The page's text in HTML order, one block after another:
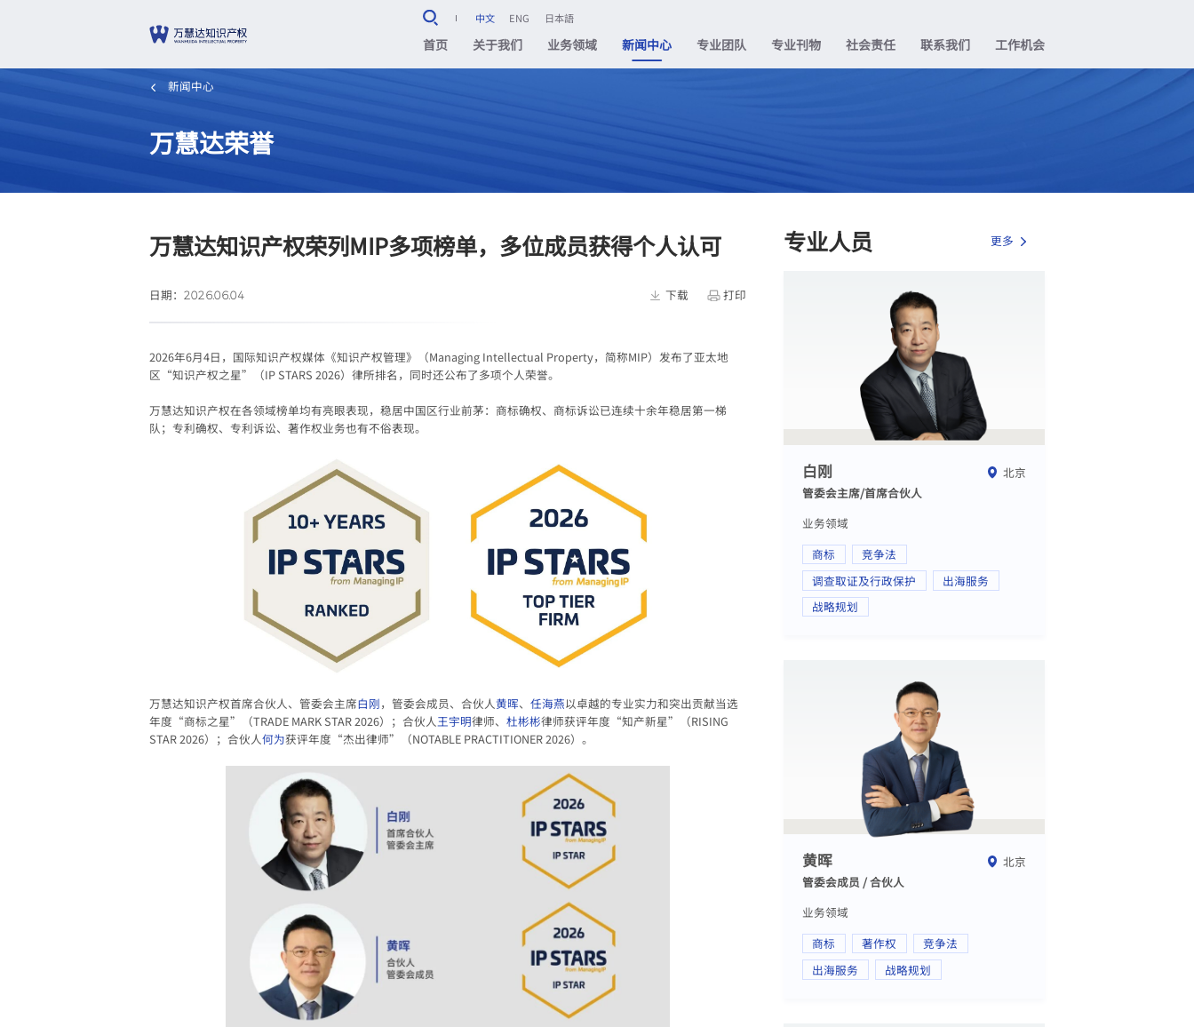
中文 ENG 日本語
首页 关于我们 业务领域 新闻中心 专业团队 专业刊物 社会责任 联系我们 工作机会
新闻中心
万慧达荣誉
万慧达知识产权荣列MIP多项榜单，多位成员获得个人认可
日期： 2026.06.04 下载 打印
2026年6月4日，国际知识产权媒体《知识产权管理》（Managing Intellectual Property，简称MIP）发布了亚太地
区“知识产权之星”（IP STARS 2026）律所排名，同时还公布了多项个人荣誉。
万慧达知识产权在各领域榜单均有亮眼表现，稳居中国区行业前茅：商标确权、商标诉讼已连续十余年稳居第一梯
队；专利确权、专利诉讼、著作权业务也有不俗表现。
万慧达知识产权首席合伙人、管委会主席白刚，管委会成员、合伙人黄晖、 任海燕以卓越的专业实力和突出贡献当选
年度“商标之星”（TRADE MARK STAR 2026）；合伙人王宇明律师、 杜彬彬律师获评年度“知产新星”（RISING
STAR 2026）；合伙人何为获评年度“杰出律师”（NOTABLE PRACTITIONER 2026）。
专业人员 更多
白刚
管委会主席/首席合伙人
北京
业务领域
商标
竞争法
调查取证及行政保护
出海服务
战略规划
黄晖
管委会成员 / 合伙人
北京
业务领域
商标
著作权
竞争法
出海服务
战略规划